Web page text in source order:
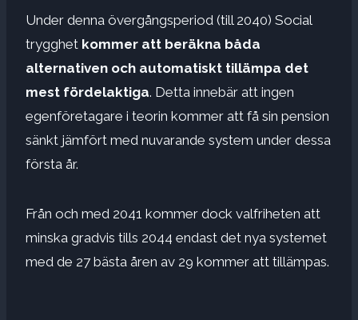
Under denna övergångsperiod (till 2040) Social
trygghet kommer att beräkna båda
alternativen och automatiskt tillämpa det
mest fördelaktiga. Detta innebär att ingen
egenföretagare i teorin kommer att få sin pension
sänkt jämfört med nuvarande system under dessa
första år.
Från och med 2041 kommer dock valfriheten att
minska gradvis tills 2044 endast det nya systemet
med de 27 bästa åren av 29 kommer att tillämpas.